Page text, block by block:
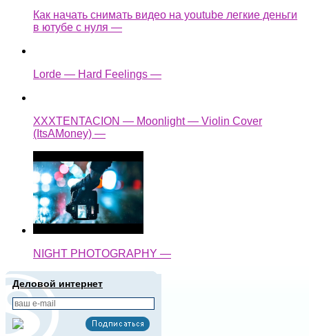
Как начать снимать видео на youtube легкие деньги
в ютубе с нуля —
Lorde — Hard Feelings —
XXXTENTACION — Moonlight — Violin Cover
(ItsAMoney) —
NIGHT PHOTOGRAPHY —
Деловой интернет